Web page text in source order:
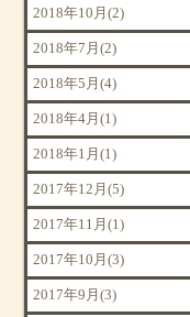
2018年10月(2)
2018年7月(2)
2018年5月(4)
2018年4月(1)
2018年1月(1)
2017年12月(5)
2017年11月(1)
2017年10月(3)
2017年9月(3)